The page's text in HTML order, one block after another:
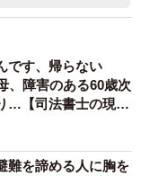
です、帰らない
障害のある60歳次
…【司法書士の現場
難を諦める人に胸を